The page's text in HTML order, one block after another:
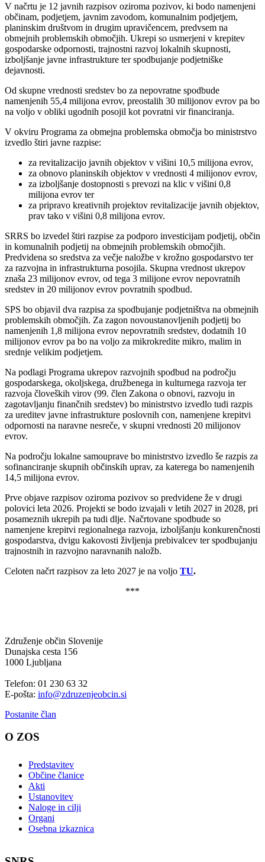
V načrtu je 12 javnih razpisov oziroma pozivov, ki bodo namenjeni
občinam, podjetjem, javnim zavodom, komunalnim podjetjem,
planinskim društvom in drugim upravičencem, predvsem na
obmejnih problemskih območjih. Ukrepi so usmerjeni v krepitev
gospodarske odpornosti, trajnostni razvoj lokalnih skupnosti,
izboljšanje javne infrastrukture ter spodbujanje podjetniške
dejavnosti.
Od skupne vrednosti sredstev bo za nepovratne spodbude
namenjenih 55,4 milijona evrov, preostalih 30 milijonov evrov pa bo
na voljo v obliki ugodnih posojil kot povratni vir financiranja.
V okviru Programa za obmejna problemska območja bo ministrstvo
izvedlo štiri javne razpise:
za revitalizacijo javnih objektov v višini 10,5 milijona evrov,
za obnovo planinskih objektov v vrednosti 4 milijonov evrov,
za izboljšanje dostopnosti s prevozi na klic v višini 0,8
milijona evrov ter
za pripravo kreativnih projektov revitalizacije javnih objektov,
prav tako v višini 0,8 milijona evrov.
SRRS bo izvedel štiri razpise za podporo investicijam podjetij, občin
in komunalnih podjetij na obmejnih problemskih območjih.
Predvidena so sredstva za večje naložbe v krožno gospodarstvo ter
za razvojna in infrastrukturna posojila. Skupna vrednost ukrepov
znaša 23 milijonov evrov, od tega 3 milijone evrov nepovratnih
sredstev in 20 milijonov evrov povratnih spodbud.
SPS bo objavil dva razpisa za spodbujanje podjetništva na obmejnih
problemskih območjih. Za zagon novoustanovljenih podjetij bo
namenjenih 1,8 milijona evrov nepovratnih sredstev, dodatnih 10
milijonov evrov pa bo na voljo za mikrokredite mikro, malim in
srednje velikim podjetjem.
Na podlagi Programa ukrepov razvojnih spodbud na področju
gospodarskega, okoljskega, družbenega in kulturnega razvoja ter
razvoja človeških virov (99. člen Zakona o obnovi, razvoju in
zagotavljanju finančnih sredstev) bo ministrstvo izvedlo tudi razpis
za ureditev javne infrastrukture poslovnih con, namenjene krepitvi
odpornosti na naravne nesreče, v skupni vrednosti 20 milijonov
evrov.
Na področju lokalne samouprave bo ministrstvo izvedlo še razpis za
sofinanciranje skupnih občinskih uprav, za katerega bo namenjenih
14,5 milijona evrov.
Prve objave razpisov oziroma pozivov so predvidene že v drugi
polovici leta 2026. Projekti se bodo izvajali v letih 2027 in 2028, pri
posameznih ukrepih pa tudi dlje. Načrtovane spodbude so
namenjene krepitvi regionalnega razvoja, izboljšanju konkurenčnosti
gospodarstva, dvigu kakovosti življenja prebivalcev ter spodbujanju
trajnostnih in razvojno naravnanih naložb.
Celoten načrt razpisov za leto 2027 je na voljo TU.
***
Združenje občin Slovenije
Dunajska cesta 156
1000 Ljubljana
Telefon: 01 230 63 32
E-pošta: info@zdruzenjeobcin.si
Postanite član
O ZOS
Predstavitev
Občine članice
Akti
Ustanovitev
Naloge in cilji
Organi
Osebna izkaznica